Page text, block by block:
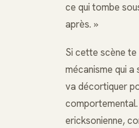
ce qui tombe
après. »
Si cette scène te
mécanisme qui
va décortiquer
comportemental.
ericksonienne,